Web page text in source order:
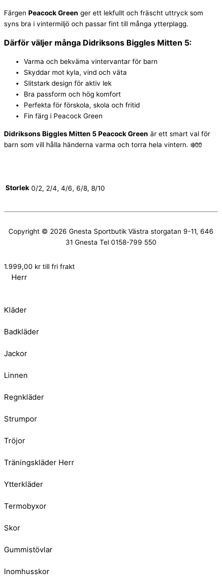
Färgen Peacock Green ger ett lekfullt och fräscht uttryck som
syns bra i vintermiljö och passar fint till många ytterplagg.
Därför väljer många Didriksons Biggles Mitten 5:
Varma och bekväma vintervantar för barn
Skyddar mot kyla, vind och väta
Slitstark design för aktiv lek
Bra passform och hög komfort
Perfekta för förskola, skola och fritid
Fin färg i Peacock Green
Didriksons Biggles Mitten 5 Peacock Green är ett smart val för
barn som vill hålla händerna varma och torra hela vintern. ❄️🧤
Storlek 0/2, 2/4, 4/6, 6/8, 8/10
Copyright © 2026 Gnesta Sportbutik Västra storgatan 9-11, 646
31 Gnesta Tel 0158-799 550
1.999,00 kr till fri frakt
Herr
Kläder
Badkläder
Jackor
Linnen
Regnkläder
Strumpor
Tröjor
Träningskläder Herr
Ytterkläder
Termobyxor
Skor
Gummistövlar
Inomhusskor